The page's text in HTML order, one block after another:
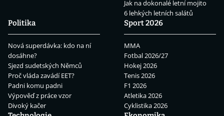
Jak na dokonalé letní mojito
6 lehkých letních salátů
Politika
Nová superdávka: kdo na ní
dosáhne?
Sjezd sudetských Němců
Proč vláda zavádí EET?
Padni komu padni
Výpověď z práce vzor
Divoký kačer
Sport 2026
MMA
Fotbal 2026/27
Hokej 2026
Tenis 2026
F1 2026
Atletika 2026
Cyklistika 2026